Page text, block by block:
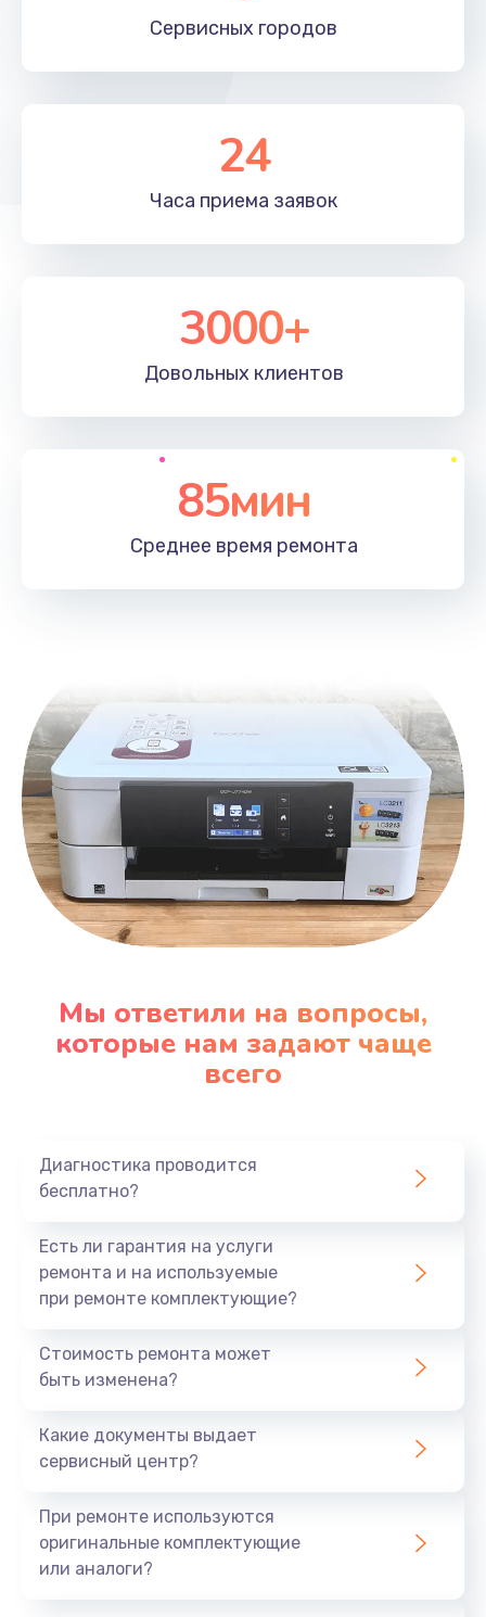
Сервисных городов
24
Часа приема заявок
3000+
Довольных клиентов
85мин
Среднее время ремонта
Мы ответили на вопросы,
которые нам задают чаще
всего
Диагностика проводится
бесплатно?
Есть ли гарантия на услуги
ремонта и на используемые
при ремонте комплектующие?
Стоимость ремонта может
быть изменена?
Какие документы выдает
сервисный центр?
При ремонте используются
оригинальные комплектующие
или аналоги?